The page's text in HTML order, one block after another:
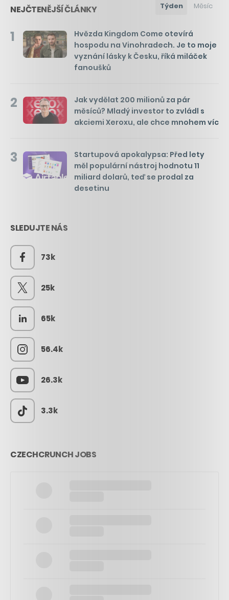
NEJČTENĚJŠÍ ČLÁNKY Týden Měsíc
1
Hvězda Kingdom Come otevírá
hospodu na Vinohradech. Je to moje
vyznání lásky k Česku, říká miláček
fanoušků
2
Jak vydělat 200 milionů za pár
měsíců? Mladý investor to zvládl s
akciemi Xeroxu, ale chce mnohem víc
3
Startupová apokalypsa: Před lety
měl populární nástroj hodnotu 11
miliard dolarů, teď se prodal za
desetinu
SLEDUJTE NÁS
73k
25k
65k
56.4k
26.3k
3.3k
CZECHCRUNCH JOBS